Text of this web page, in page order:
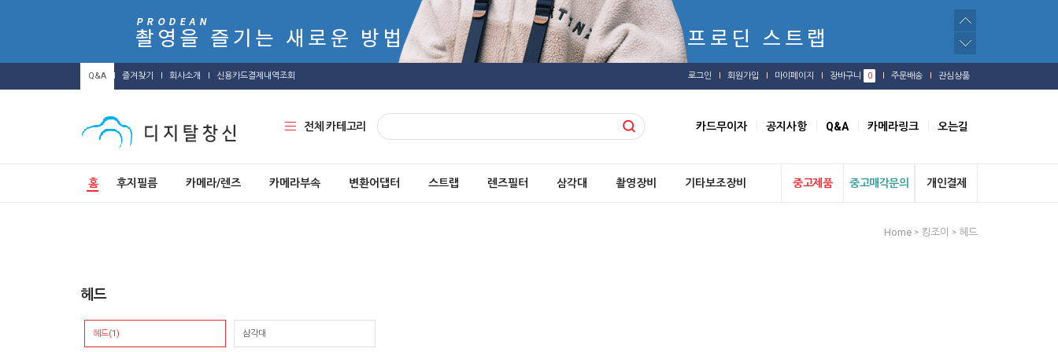
Q&A 즐겨찾기 회사소개 신용카드결제내역조회 로그인 회원가입 마이페이지 장바구니 0 주문배송 관심상품
전체 카테고리 카드무이자 공지사항 Q&A 카메라링크 오는길
홈 후지필름 카메라/렌즈 카메라부속 변환어댑터 스트랩 렌즈필터 삼각대 촬영장비 기타보조장비 중고제품 중고매각문의 개인결제
Home > 킹조이 > 헤드
헤드
헤드(1) 삼각대